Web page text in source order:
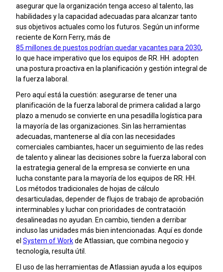
asegurar que la organización tenga acceso al talento, las
habilidades y la capacidad adecuadas para alcanzar tanto
sus objetivos actuales como los futuros. Según un informe
reciente de Korn Ferry, más de
85 millones de puestos podrían quedar vacantes para 2030,
lo que hace imperativo que los equipos de RR. HH. adopten
una postura proactiva en la planificación y gestión integral de
la fuerza laboral.
Pero aquí está la cuestión: asegurarse de tener una
planificación de la fuerza laboral de primera calidad a largo
plazo a menudo se convierte en una pesadilla logística para
la mayoría de las organizaciones. Sin las herramientas
adecuadas, mantenerse al día con las necesidades
comerciales cambiantes, hacer un seguimiento de las redes
de talento y alinear las decisiones sobre la fuerza laboral con
la estrategia general de la empresa se convierte en una
lucha constante para la mayoría de los equipos de RR. HH.
Los métodos tradicionales de hojas de cálculo
desarticuladas, depender de flujos de trabajo de aprobación
interminables y luchar con prioridades de contratación
desalineadas no ayudan. En cambio, tienden a derribar
incluso las unidades más bien intencionadas. Aquí es donde
el System of Workde Atlassian, que combina negocio y
tecnología, resulta útil.
El uso de las herramientas de Atlassian ayuda a los equipos